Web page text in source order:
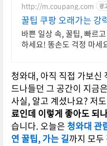
http://m.coupang.com 광
꿀팁 쿠팡 오래가는 강
바쁜 일상 속, 꿀팁, 빠르
하세요! 똥손도 걱정 마세
청와대, 아직 직접 가보신
드나들던 그 공간이 지금
사실, 알고 계셨나요? 저
료인데 이렇게 좋아도 되
습니다. 오늘은 청와대 관
연 꿀팁, 가는 길까지 모